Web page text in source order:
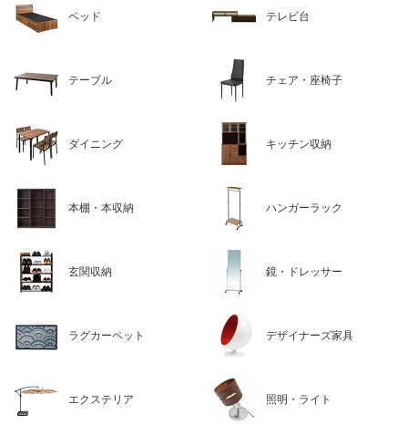
ベッド テレビ台
テーブル チェア・座椅子
ダイニング キッチン収納
本棚・本収納 ハンガーラック
玄関収納 鏡・ドレッサー
ラグカーペット デザイナーズ家具
エクステリア 照明・ライト